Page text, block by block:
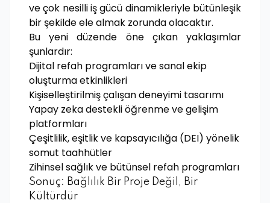
ve çok nesilli iş gücü dinamikleriyle bütünleşik
bir şekilde ele almak zorunda olacaktır.
Bu yeni düzende öne çıkan yaklaşımlar
şunlardır:
Dijital refah programları ve sanal ekip
oluşturma etkinlikleri
Kişiselleştirilmiş çalışan deneyimi tasarımı
Yapay zeka destekli öğrenme ve gelişim
platformları
Çeşitlilik, eşitlik ve kapsayıcılığa (DEI) yönelik
somut taahhütler
Zihinsel sağlık ve bütünsel refah programları
Sonuç: Bağlılık Bir Proje Değil, Bir
Kültürdür